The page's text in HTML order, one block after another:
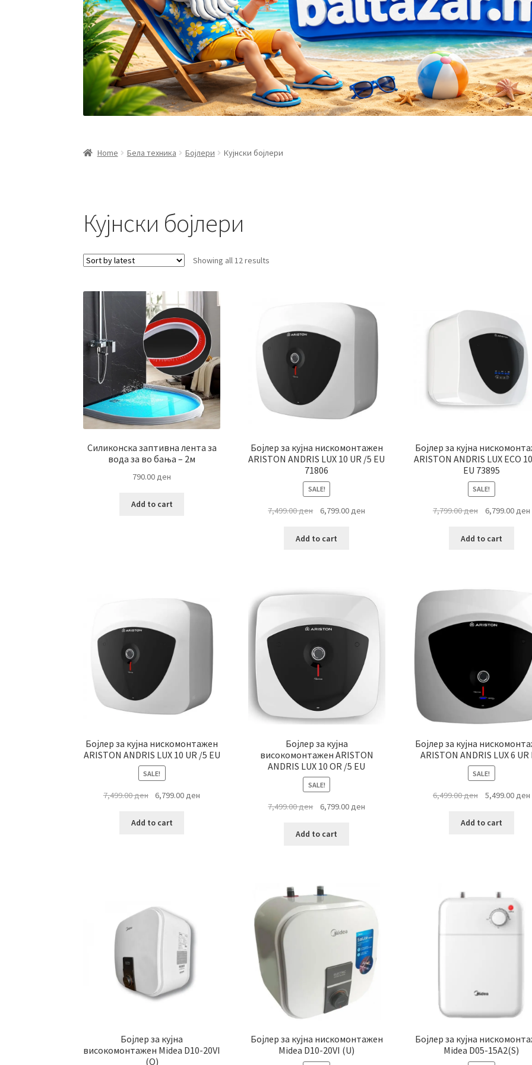
Home Бела техника Бојлери Кујнски бојлери
Кујнски бојлери
Showing all 12 results
Силиконска заптивна лента за
вода за во бања – 2м
790.00ден
Add to cart
Бојлер за кујна нискомонтажен
ARISTON ANDRIS LUX 10 UR /5 EU
71806
SALE!
7,499.00ден
Original
was:
6,799.00ден
Add to cart
Бојлер за кујна
ARISTON ANDRIS LUX ECO
EU 73895
SALE!
7,799.00ден
Original
was:
6,799.00ден
Add to cart
Бојлер за кујна нискомонтажен
ARISTON ANDRIS LUX 10 UR /5 EU
SALE!
7,499.00ден
Original
was:
6,799.00ден
Add to cart
Бојлер за кујна
високомонтажен ARISTON
ANDRIS LUX 10 OR /5 EU
SALE!
7,499.00ден
Original
was:
6,799.00ден
Add to cart
Бојлер за кујна
ARISTON ANDRIS LUX 6 UR
SALE!
6,499.00ден
Original
was:
5,499.00ден
Add to cart
Бојлер за кујна
високомонтажен Midea D10-20VI
(O)
Бојлер за кујна нискомонтажен
Midea D10-20VI (U)
Бојлер за кујна
Midea D05-15A2(S)